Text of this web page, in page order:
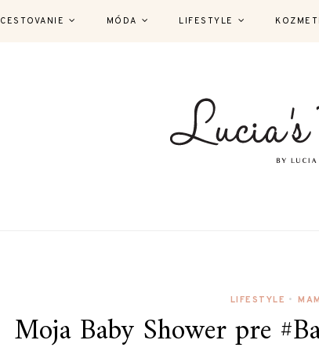
CESTOVANIE MÓDA LIFESTYLE
LIFESTYLE •
Moja Baby Shower pre